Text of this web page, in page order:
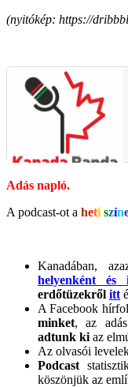
(nyitókép: https://
Adás napló.
A podcast-ot a heti szín
Kanadában,
helyenként
erdőtüzekről itt
A Facebook
minket, az
adtunk ki az
Az olvasói
Podcast
köszönjük az